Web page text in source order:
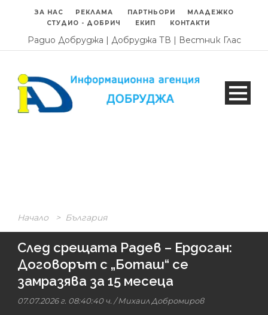
ЗА НАС РЕКЛАМА ПАРТНЬОРИ
МЛАДЕЖКО
СТУДИО - ДОБРИЧ
ЕКИП КОНТАКТИ
Радио Добруджа | Добруджа ТВ | Вестник Глас
Начало > България
След срещата Радев – Ердоган:
Договорът с „Боташ“ се
замразява за 15 месеца
07.07.2026 г. 08:40:40 ч. /Михаил Добромиров